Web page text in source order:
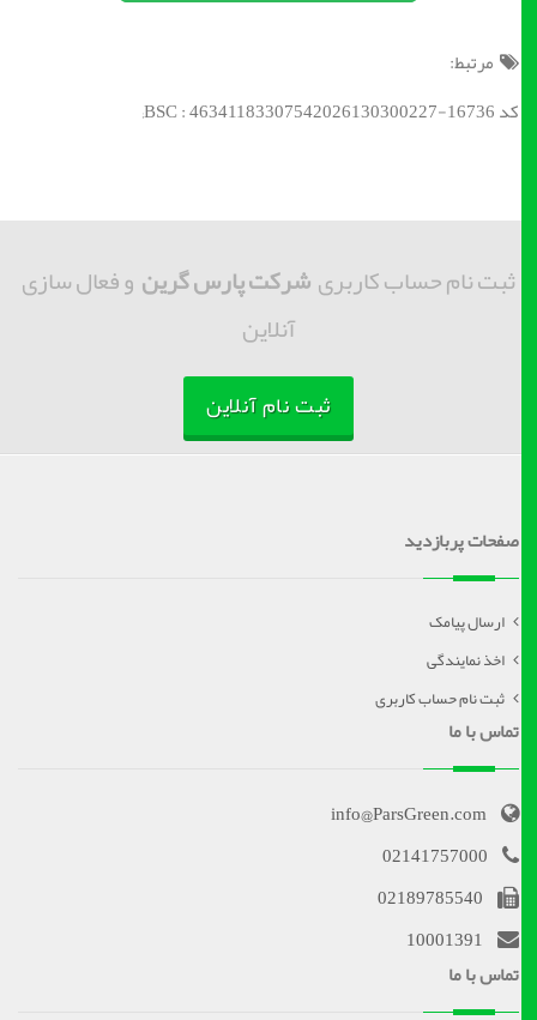
مرتبط:
کد BSC : 46341183307542026130300227-16736;
ثبت نام حساب کاربریشرکت پارس گرینو فعال سازی
آنلاین
ثبت نام آنلاین
صفحات پربازدید
ارسال پیامک
اخذ نمایندگی
ثبت نام حساب کاربری
تماس با ما
info@ParsGreen.com
02141757000
02189785540
10001391
تماس با ما